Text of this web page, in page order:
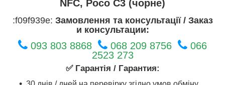
NFC, Poco C3 (чорне)
:f09f939e: Замовлення та консультації / Заказ
и консультации:
093 803 8868 068 209 8756
066
2523 273
✅ Гарантія / Гарантия: